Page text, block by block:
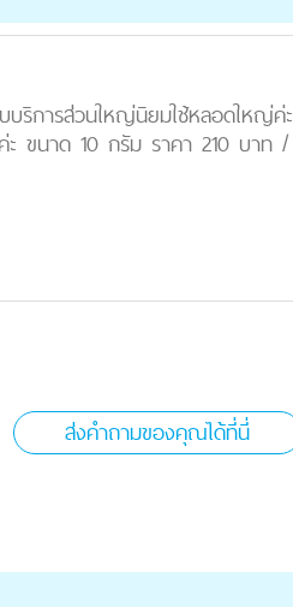
บริการส่วนใหญ่นิยมใช้หลอดใหญ่ค่ะ
ะ ขนาด 10 กรัม ราคา 210 บาท /
ส่งคำถามของคุณได้ที่นี่